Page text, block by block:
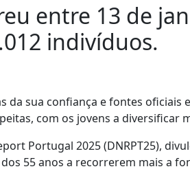
entre 13 de
indivíduos.
sua confiança e fontes oficiais
com os jovens a diversificar
Portugal 2025 (DNRPT25),
55 anos a recorrerem mais a